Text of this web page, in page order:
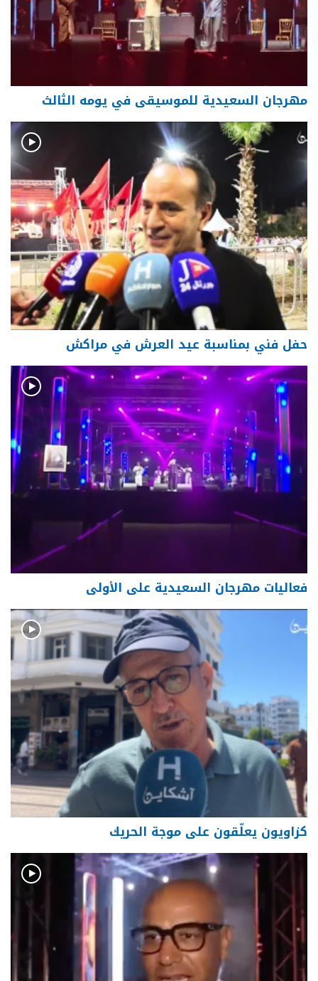
مهرجان السعيدية للموسيقى في يومه الثالث
حفل فني بمناسبة عيد العرش في مراكش
فعاليات مهرجان السعيدية على الأولى
كزاويون يعلّقون على موجة الحريك